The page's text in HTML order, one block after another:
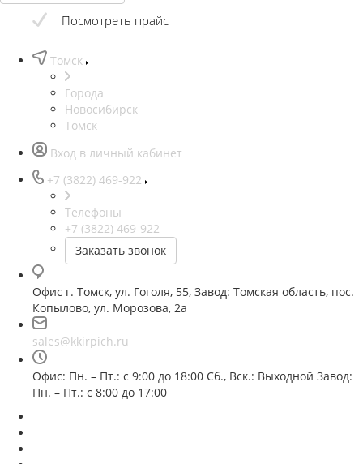
Посмотреть прайс
Томск
Города
Новосибирск
Томск
Вход в личный кабинет
+7 (3822) 469-922
Телефоны
+7 (3822) 469-922
Заказать звонок
Офис г. Томск, ул. Гоголя, 55, Завод: Томская область, пос.
Копылово, ул. Морозова, 2а
sales@kkirpich.ru
Офис: Пн. – Пт.: с 9:00 до 18:00 Сб., Вск.: Выходной Завод:
Пн. – Пт.: с 8:00 до 17:00